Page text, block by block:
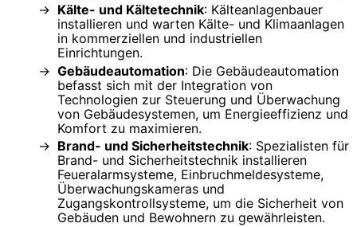
Kälte- und Kältetechnik: Kälteanlagenbauer
installieren und warten Kälte- und Klimaanlagen
in kommerziellen und industriellen
Einrichtungen.
Gebäudeautomation: Die Gebäudeautomation
befasst sich mit der Integration von
Technologien zur Steuerung und Überwachung
von Gebäudesystemen, um Energieeffizienz und
Komfort zu maximieren.
Brand- und Sicherheitstechnik: Spezialisten für
Brand- und Sicherheitstechnik installieren
Feueralarmsysteme, Einbruchmeldesysteme,
Überwachungskameras und
Zugangskontrollsysteme, um die Sicherheit von
Gebäuden und Bewohnern zu gewährleisten.